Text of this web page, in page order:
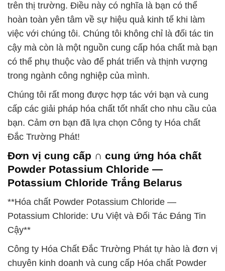
trên thị trường. Điều này có nghĩa là bạn có thể
hoàn toàn yên tâm về sự hiệu quả kinh tế khi làm
việc với chúng tôi. Chúng tôi không chỉ là đối tác tin
cậy mà còn là một nguồn cung cấp hóa chất mà bạn
có thể phụ thuộc vào để phát triển và thịnh vượng
trong ngành công nghiệp của mình.
Chúng tôi rất mong được hợp tác với bạn và cung
cấp các giải pháp hóa chất tốt nhất cho nhu cầu của
bạn. Cảm ơn bạn đã lựa chọn Công ty Hóa chất
Đắc Trường Phát!
Đơn vị cung cấp ∩ cung ứng hóa chất
Powder Potassium Chloride —
Potassium Chloride Trắng Belarus
**Hóa chất Powder Potassium Chloride —
Potassium Chloride: Ưu Việt và Đối Tác Đáng Tin
Cậy**
Công ty Hóa Chất Đắc Trường Phát tự hào là đơn vị
chuyên kinh doanh và cung cấp Hóa chất Powder